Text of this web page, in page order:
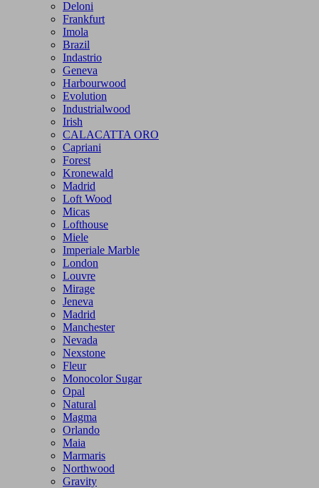
Deloni
Frankfurt
Imola
Brazil
Indastrio
Geneva
Harbourwood
Evolution
Industrialwood
Irish
CALACATTA ORO
Capriani
Forest
Kronewald
Madrid
Loft Wood
Micas
Lofthouse
Miele
Imperiale Marble
London
Louvre
Mirage
Jeneva
Madrid
Manchester
Nevada
Nexstone
Fleur
Monocolor Sugar
Opal
Natural
Magma
Orlando
Maia
Marmaris
Northwood
Gravity